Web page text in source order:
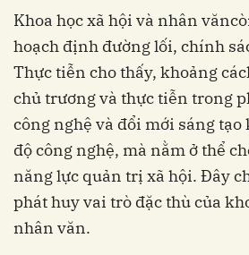
Khoa học xã hội và nhân
hoạch định đường lối, chính
Thực tiễn cho thấy, khoảng
chủ trương và thực tiễn trong
công nghệ và đổi mới sáng
độ công nghệ, mà nằm ở thể
năng lực quản trị xã hội. Đây
phát huy vai trò đặc thù của
nhân văn.